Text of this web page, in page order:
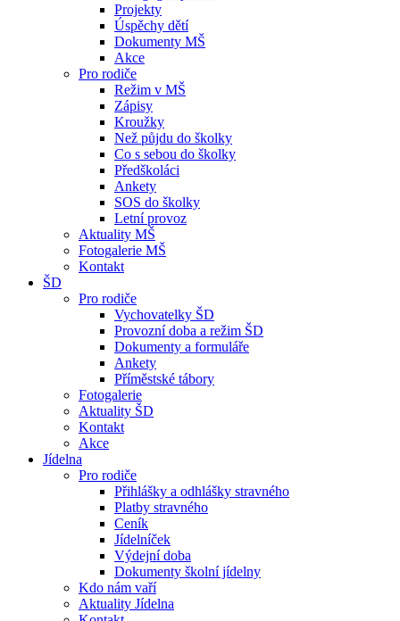
Projekty
Úspěchy dětí
Dokumenty MŠ
Akce
Pro rodiče
Režim v MŠ
Zápisy
Kroužky
Než půjdu do školky
Co s sebou do školky
Předškoláci
Ankety
SOS do školky
Letní provoz
Aktuality MŠ
Fotogalerie MŠ
Kontakt
ŠD
Pro rodiče
Vychovatelky ŠD
Provozní doba a režim ŠD
Dokumenty a formuláře
Ankety
Příměstské tábory
Fotogalerie
Aktuality ŠD
Kontakt
Akce
Jídelna
Pro rodiče
Přihlášky a odhlášky stravného
Platby stravného
Ceník
Jídelníček
Výdejní doba
Dokumenty školní jídelny
Kdo nám vaří
Aktuality Jídelna